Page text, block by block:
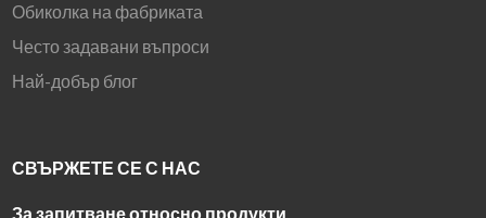
Обиколка на фабриката
Често задавани въпроси
Най-добър блог
СВЪРЖЕТЕ СЕ С НАС